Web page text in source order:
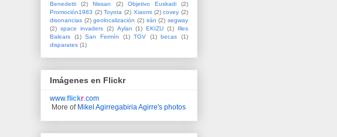
Benedetti
(2) Nissan (2) Objetivo Euskadi
(2)
Promoción1983 (2) Toyota (2) Xiaomi (2) covey (2)
disonancias (2) geolocalización (2) irán (2) segway
(2) space invaders (2) Aylan (1) EKIZU (1)
Illes
Balears
(1) San Fermín (1) TGV (1) becas
(1)
disparates (1)
Imágenes en Flickr
www.flickr .com
More of Mikel Agirregabiria Agirre's photos